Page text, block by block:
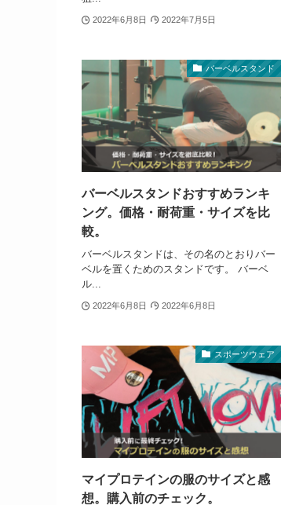
2022年6月8日 2022年7月5日
バーベルスタンド
バーベルスタンドおすすめランキ
ング。価格・耐荷重・サイズを比
較。
バーベルスタンドは、その名のとおりバー
ベルを置くためのスタンドです。 バーベ
ル...
2022年6月8日 2022年6月8日
スポーツウェア
マイプロテインの服のサイズと感
想。購入前のチェック。